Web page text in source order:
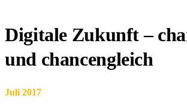
Digitale Zukunft –
und chancengleich
Juli 2017